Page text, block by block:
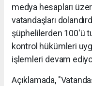
medya hesapları
vatandaşları
şüphelilerden 100'ü
kontrol hükümleri
işlemleri devam
Açıklamada,